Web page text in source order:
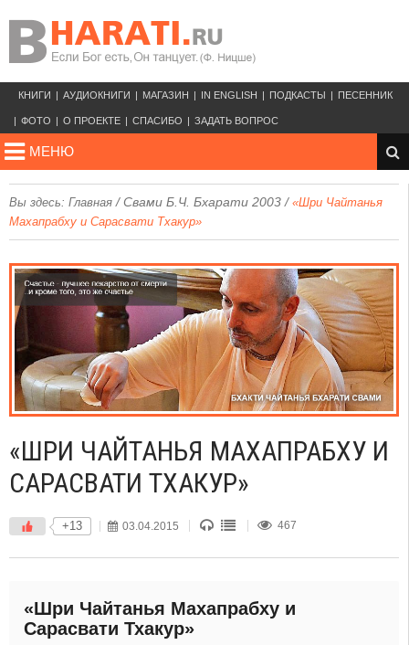
КНИГИ АУДИОКНИГИ МАГАЗИН IN ENGLISH ПОДКАСТЫ ПЕСЕННИК
ФОТО О ПРОЕКТЕ СПАСИБО ЗАДАТЬ ВОПРОС
МЕНЮ
Вы здесь: Главная /Свами Б.Ч. Бхарати 2003 / «Шри Чайтанья
Махапрабху и Сарасвати Тхакур»
«ШРИ ЧАЙТАНЬЯ МАХАПРАБХУ И
САРАСВАТИ ТХАКУР»
+13 03.04.2015 467
«Шри Чайтанья Махапрабху и
Сарасвати Тхакур»